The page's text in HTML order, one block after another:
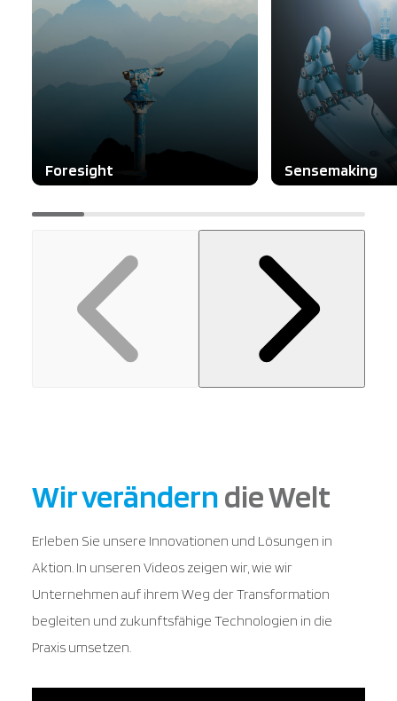
Foresight Sensemaking
Wir veränderndie Welt
Erleben Sie unsere Innovationen und Lösungen in
Aktion. In unseren Videos zeigen wir, wie wir
Unternehmen auf ihrem Weg der Transformation
begleiten und zukunftsfähige Technologien in die
Praxis umsetzen.